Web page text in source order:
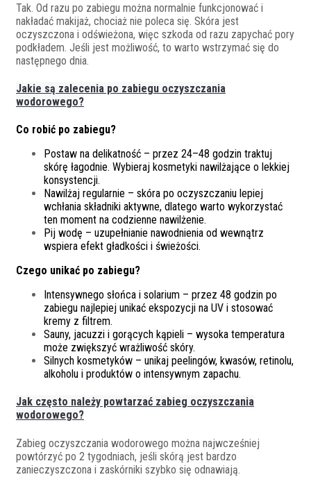
Tak. Od razu po zabiegu można normalnie funkcjonować i
nakładać makijaż, chociaż nie poleca się. Skóra jest
oczyszczona i odświeżona, więc szkoda od razu zapychać pory
podkładem. Jeśli jest możliwość, to warto wstrzymać się do
następnego dnia.
Jakie są zalecenia po zabiegu oczyszczania
wodorowego?
Co robić po zabiegu?
Postaw na delikatność – przez 24–48 godzin traktuj
skórę łagodnie. Wybieraj kosmetyki nawilżające o lekkiej
konsystencji.
Nawilżaj regularnie – skóra po oczyszczaniu lepiej
wchłania składniki aktywne, dlatego warto wykorzystać
ten moment na codzienne nawilżenie.
Pij wodę – uzupełnianie nawodnienia od wewnątrz
wspiera efekt gładkości i świeżości.
Czego unikać po zabiegu?
Intensywnego słońca i solarium – przez 48 godzin po
zabiegu najlepiej unikać ekspozycji na UV i stosować
kremy z filtrem.
Sauny, jacuzzi i gorących kąpieli – wysoka temperatura
może zwiększyć wrażliwość skóry.
Silnych kosmetyków – unikaj peelingów, kwasów, retinolu,
alkoholu i produktów o intensywnym zapachu.
Jak często należy powtarzać zabieg oczyszczania
wodorowego?
Zabieg oczyszczania wodorowego można najwcześniej
powtórzyć po 2 tygodniach, jeśli skórą jest bardzo
zanieczyszczona i zaskórniki szybko się odnawiają.